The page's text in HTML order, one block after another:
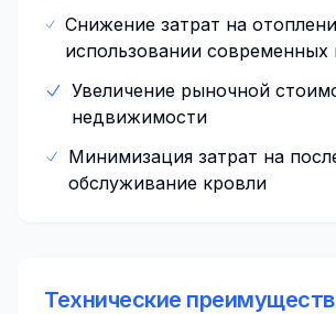
Снижение затрат на
использовании современных
Увеличение рыночной
недвижимости
Минимизация затрат на
обслуживание кровли
Технические